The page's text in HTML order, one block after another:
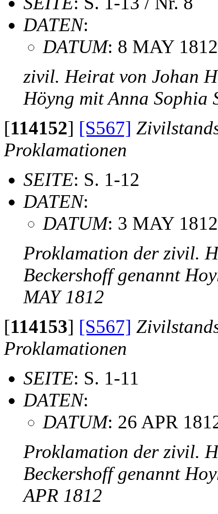
DATEN:
DATUM: 8 MAY 1812
zivil. Heirat von Johan
Höyng mit Anna Sophia
[114152] [S567]
Proklamationen
SEITE: S. 1-12
DATEN:
DATUM: 3 MAY 1812
Proklamation der zivil.
Beckershoff genannt
MAY 1812
[114153] [S567]
Proklamationen
SEITE: S. 1-11
DATEN:
DATUM: 26 APR
Proklamation der zivil.
Beckershoff genannt
APR 1812